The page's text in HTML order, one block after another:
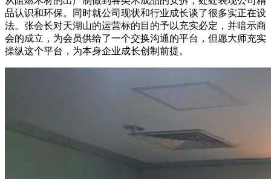
品认识和环保。同时就公司现状和行业成长谈了很多实正在设
法。张会长对天湖山的运营标的目的予以充实必定，并暗示商
会的成立，为会员供给了一个交换沟通的平台，但愿大师充实
操纵这个平台，为本身企业成长创制前提。